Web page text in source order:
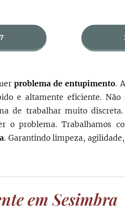
problema de entupimento. A
e altamente eficiente. Não
de trabalhar muito
o problema. Trabalhamos
. Garantindo limpeza,
em Sesimbra